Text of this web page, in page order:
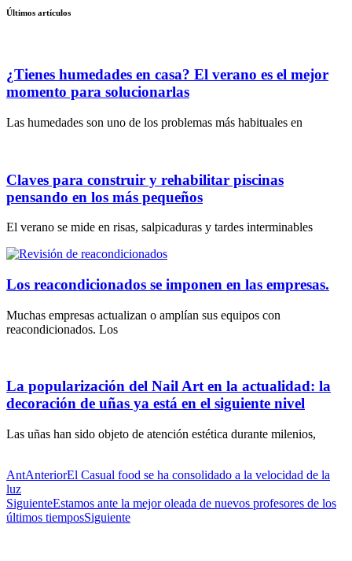
Últimos artículos
¿Tienes humedades en casa? El verano es el mejor
momento para solucionarlas
Las humedades son uno de los problemas más habituales en
Claves para construir y rehabilitar piscinas
pensando en los más pequeños
El verano se mide en risas, salpicaduras y tardes interminables
Los reacondicionados se imponen en las empresas.
Muchas empresas actualizan o amplían sus equipos con
reacondicionados. Los
La popularización del Nail Art en la actualidad: la
decoración de uñas ya está en el siguiente nivel
Las uñas han sido objeto de atención estética durante milenios,
AntAnteriorEl Casual food se ha consolidado a la velocidad de la
luz
SiguienteEstamos ante la mejor oleada de nuevos profesores de los
últimos tiemposSiguiente